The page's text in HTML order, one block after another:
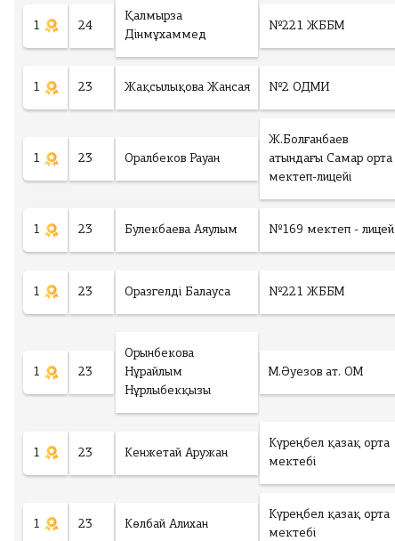
1 24
Қалмырза
Дінмұхаммед
№221 ЖББМ
1 23 Жақсылықова Жансая №2 ОДМИ
1 23 Оралбеков Рауан
Ж.Болғанбаев
атындағы Самар орта
мектеп-лицейі
1 23 Булекбаева Аяулым №169 мектеп - лицей
1 23 Оразгелді Балауса №221 ЖББМ
1 23
Орынбекова
Нұрайлым
Нұрлыбекқызы
М.Әуезов ат. ОМ
1 23 Кенжетай Аружан
Күреңбел қазақ орта
мектебі
1 23 Көлбай Алихан
Күреңбел қазақ орта
мектебі